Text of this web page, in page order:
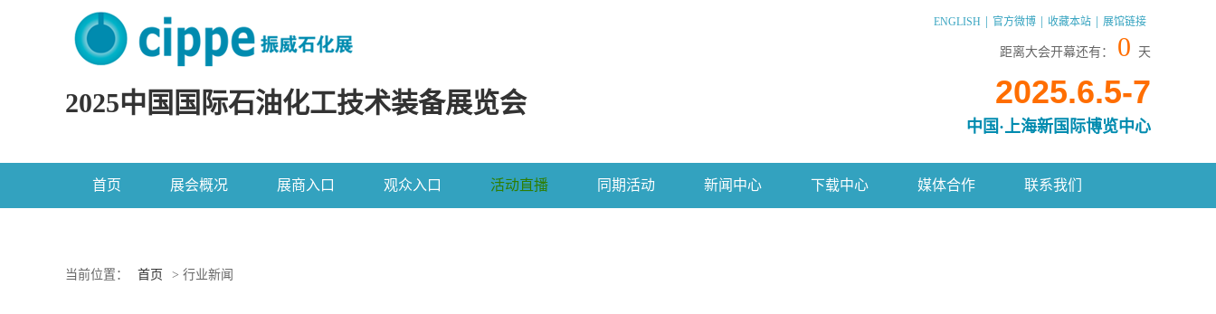
2025中国国际石油化工技术装备展览会
ENGLISH 官方微博 收藏本站 展馆链接
距离大会开幕还有： 0 天
2025.6.5-7
中国·上海新国际博览中心
首页 展会概况 展商入口 观众入口 活动直播 同期活动 新闻中心 下载中心 媒体合作 联系我们
当前位置： 首页 > 行业新闻